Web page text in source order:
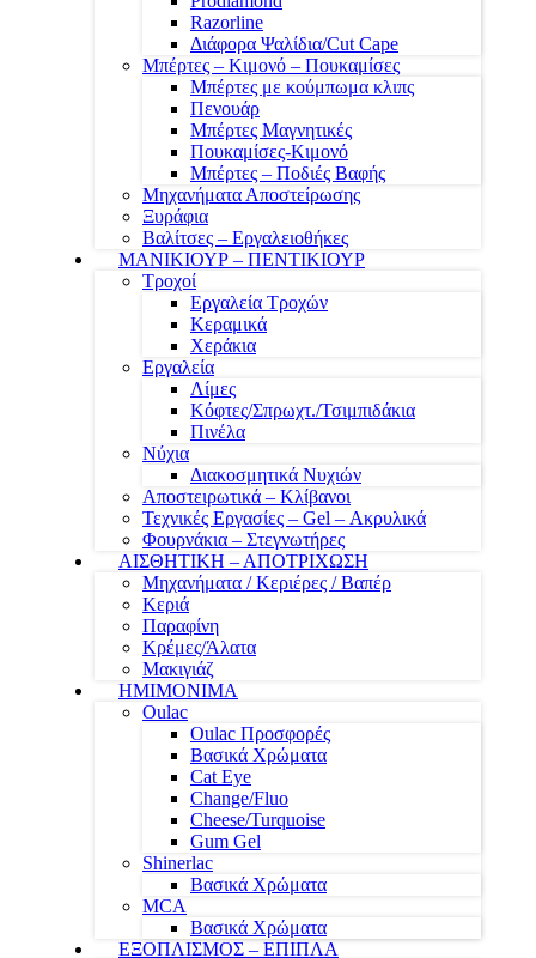
Razorline
Διάφορα Ψαλίδια/Cut Cape
Μπέρτες – Κιμονό – Πουκαμίσες
Μπέρτες με κούμπωμα κλιπς
Πενουάρ
Μπέρτες Μαγνητικές
Πουκαμίσες-Κιμονό
Μπέρτες – Ποδιές Βαφής
Μηχανήματα Αποστείρωσης
Ξυράφια
Βαλίτσες – Εργαλειοθήκες
ΜΑΝΙΚΙΟΥΡ – ΠΕΝΤΙΚΙΟΥΡ
Τροχοί
Εργαλεία Τροχών
Κεραμικά
Χεράκια
Εργαλεία
Λίμες
Κόφτες/Σπρωχτ./Τσιμπιδάκια
Πινέλα
Νύχια
Διακοσμητικά Νυχιών
Αποστειρωτικά – Κλίβανοι
Τεχνικές Εργασίες – Gel – Ακρυλικά
Φουρνάκια – Στεγνωτήρες
ΑΙΣΘΗΤΙΚΗ – ΑΠΟΤΡΙΧΩΣΗ
Μηχανήματα / Κεριέρες / Βαπέρ
Κεριά
Παραφίνη
Κρέμες/Άλατα
Μακιγιάζ
ΗΜΙΜΟΝΙΜΑ
Oulac
Oulac Προσφορές
Βασικά Χρώματα
Cat Eye
Change/Fluo
Cheese/Turquoise
Gum Gel
Shinerlac
Βασικά Χρώματα
MCA
Βασικά Χρώματα
ΕΞΟΠΛΙΣΜΟΣ – ΕΠΙΠΛΑ